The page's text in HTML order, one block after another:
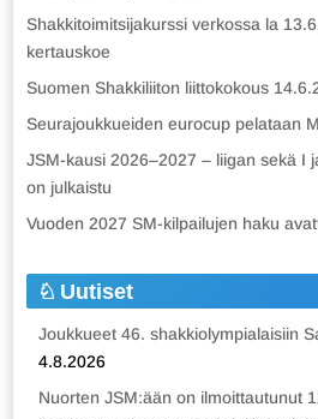
Shakkitoimitsijakurssi verkossa la
kertauskoe
Suomen Shakkiliiton liittokokous
Seurajoukkueiden eurocup pelataan
JSM-kausi 2026–2027 – liigan sekä I
on julkaistu
Vuoden 2027 SM-kilpailujen haku
Uutiset
Joukkueet 46. shakkiolympialaisiin
4.8.2026
Nuorten JSM:ään on ilmoittautunut